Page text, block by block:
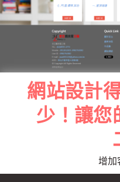
網站設計
少！讓您
增加